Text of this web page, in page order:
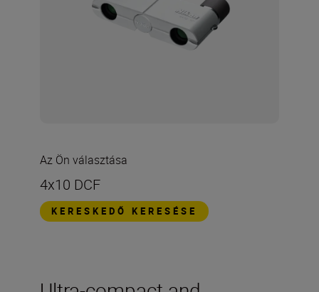
Az Ön választása
4x10 DCF
KERESKEDŐ KERESÉSE